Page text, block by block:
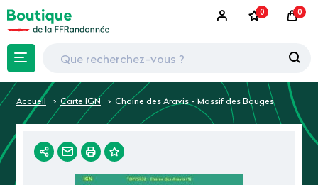
0 0
Accueil Carte IGN Chaîne des Aravis - Massif des Bauges